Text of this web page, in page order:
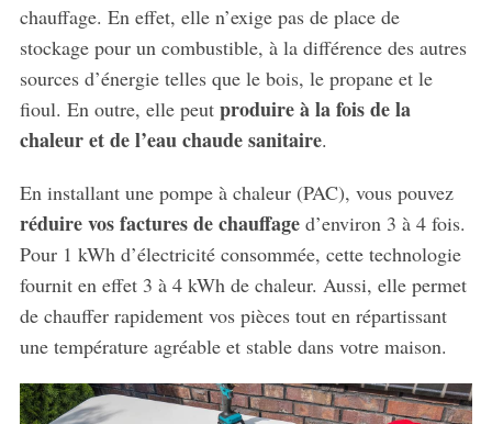
chauffage. En effet, elle n’exige pas de place de
stockage pour un combustible, à la différence des autres
sources d’énergie telles que le bois, le propane et le
fioul. En outre, elle peut produire à la fois de la
chaleur et de l’eau chaude sanitaire.
En installant une pompe à chaleur (PAC), vous pouvez
réduire vos factures de chauffaged’environ 3 à 4 fois.
Pour 1 kWh d’électricité consommée, cette technologie
fournit en effet 3 à 4 kWh de chaleur. Aussi, elle permet
de chauffer rapidement vos pièces tout en répartissant
une température agréable et stable dans votre maison.
S
e
a
r
c
h
f
o
r